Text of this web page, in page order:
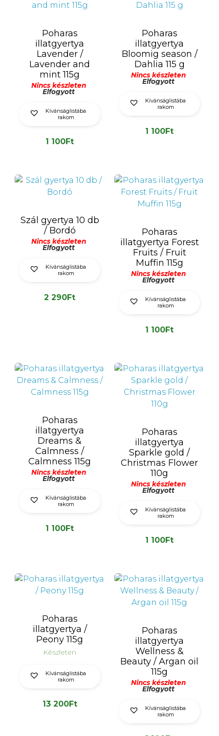
Poharas
illatgyertya
Lavender /
Lavender and
mint 115g
Nincs készleten
Elfogyott
Kívánságlistába
rakom
1 100Ft
Poharas
illatgyertya
Bloomig season /
Dahlia 115 g
Nincs készleten
Elfogyott
Kívánságlistába
rakom
1 100Ft
Szál gyertya 10 db
/ Bordó
Nincs készleten
Elfogyott
Kívánságlistába
rakom
2 290Ft
Poharas
illatgyertya Forest
Fruits / Fruit
Muffin 115g
Nincs készleten
Elfogyott
Kívánságlistába
rakom
1 100Ft
Poharas
illatgyertya
Dreams &
Calmness /
Calmness 115g
Nincs készleten
Elfogyott
Kívánságlistába
rakom
1 100Ft
Poharas
illatgyertya
Sparkle gold /
Christmas Flower
110g
Nincs készleten
Elfogyott
Kívánságlistába
rakom
1 100Ft
Poharas
illatgyertya /
Peony 115g
Készleten
Kívánságlistába
rakom
13 200Ft
Poharas
illatgyertya
Wellness &
Beauty / Argan oil
115g
Nincs készleten
Elfogyott
Kívánságlistába
rakom